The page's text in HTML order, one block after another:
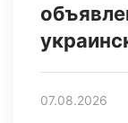
07.08.2026